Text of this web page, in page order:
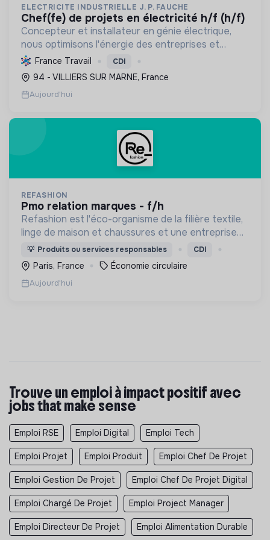
ELECTRICITE INDUSTRIELLE J. P. FAUCHE
chef(fe) de projets en électricité h/f (h/f)
Concepteur et installateur en génie électrique,
nous optimisons l'énergie des entreprises et
collectivités. Engagés dans la transition
écologique avec le Label RGE, nous offrons des
solutions innovant...
France Travail CDI
94 - VILLIERS SUR MARNE, France
Aujourd'hui
REFASHION
pmo relation marques - f/h
Refashion est l'éco-organisme de la filière textile,
linge de maison et chaussures et une entreprise
privée à but non lucratif, agréée, depuis 2009, par
le Ministère de la Transition écologique.
💡 Produits ou services responsables CDI
Paris, France Économie circulaire
Aujourd'hui
Trouve un emploi à impact positif avec
jobs that make sense
Emploi RSE Emploi Digital Emploi Tech
Emploi Projet Emploi Produit Emploi Chef De Projet
Emploi Gestion De Projet Emploi Chef De Projet Digital
Emploi Chargé De Projet Emploi Project Manager
Emploi Directeur De Projet Emploi Alimentation Durable